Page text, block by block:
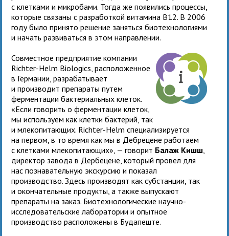
с клетками и микробами. Тогда же появились процессы,
которые связаны с разработкой витамина В12. В 2006
году было принято решение заняться биотехнологиями
и начать развиваться в этом направлении.
Совместное предприятие компании
Richter-Helm Biologics, расположенное
в Германии, разрабатывает
и производит препараты путем
ферментации бактериальных клеток.
«Если говорить о ферментации клеток,
мы используем как клетки бактерий, так
и млекопитающих. Richter-Helm специализируется
на первом, в то время как мы в Дебрецене работаем
с клетками млекопитающих», — говорит Балаж Кишш
директор завода в Дербецене, который провел для
нас познавательную экскурсию и показал
производство. Здесь производят как субстанции, так
и окончательные продукты, а также выпускают
препараты на заказ. Биотехнологические научно-
исследовательские лаборатории и опытное
производство расположены в Будапеште.